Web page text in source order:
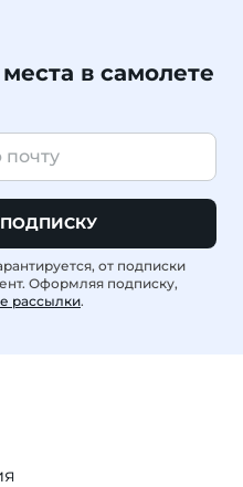
в самолете
от подписки
Оформляя подписку,
рассылки.